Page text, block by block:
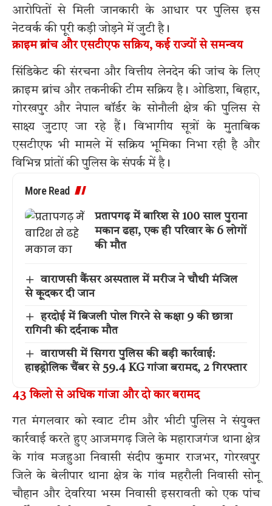
आरोपितों से मिली जानकारी के आधार पर पुलिस इस
नेटवर्क की पूरी कड़ी जोड़ने में जुटी है।
क्राइम ब्रांच और एसटीएफ सक्रिय, कई राज्यों से समन्वय
सिंडिकेट की संरचना और वित्तीय लेनदेन की जांच के लिए
क्राइम ब्रांच और तकनीकी टीम सक्रिय है। ओडिशा, बिहार,
गोरखपुर और नेपाल बॉर्डर के सोनौली क्षेत्र की पुलिस से
साक्ष्य जुटाए जा रहे हैं। विभागीय सूत्रों के मुताबिक
एसटीएफ भी मामले में सक्रिय भूमिका निभा रही है और
विभिन्न प्रांतों की पुलिस के संपर्क में है।
More Read
प्रतापगढ़ में बारिश से 100 साल पुराना
मकान ढहा, एक ही परिवार के 6 लोगों
की मौत
वाराणसी कैंसर अस्पताल में मरीज ने चौथी मंजिल
से कूदकर दी जान
हरदोई में बिजली पोल गिरने से कक्षा 9 की छात्रा
रागिनी की दर्दनाक मौत
वाराणसी में सिगरा पुलिस की बड़ी कार्रवाई:
हाइड्रोलिक चैंबर से 59.4 KG गांजा बरामद, 2 गिरफ्तार
43 किलो से अधिक गांजा और दो कार बरामद
गत मंगलवार को स्वाट टीम और भीटी पुलिस ने संयुक्त
कार्रवाई करते हुए आजमगढ़ जिले के महाराजगंज थाना क्षेत्र
के गांव मजहुआ निवासी संदीप कुमार राजभर, गोरखपुर
जिले के बेलीपार थाना क्षेत्र के गांव महरौली निवासी सोनू
चौहान और देवरिया भस्म निवासी इसरावती को एक पांच